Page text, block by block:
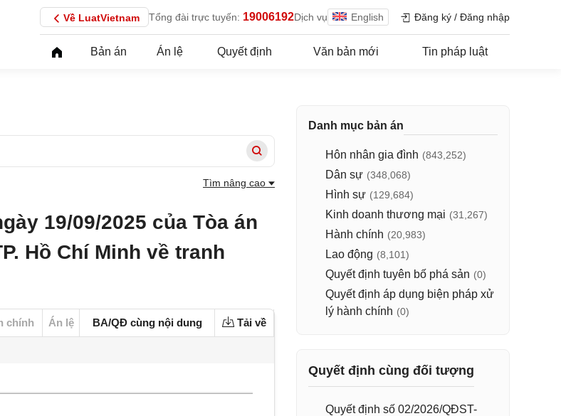
Về LuatVietnam Tổng đài trực tuyến: 19006192Dịch vụ English Đăng ký / Đăng nhập
Bản án Án lệ Quyết định Văn bản mới Tin pháp luật
Tìm nâng cao
19/09/2025 của Tòa án
Hồ Chí Minh về tranh
chính Án lệ BA/QĐ cùng nội dung Tải về
Danh mục bản án
Hôn nhân gia đình (843,252)
Dân sự (348,068)
Hình sự (129,684)
Kinh doanh thương mại (31,267)
Hành chính (20,983)
Lao động (8,101)
Quyết định tuyên bố phá sản (0)
Quyết định áp dụng biện pháp xử
lý hành chính (0)
Quyết định cùng đối tượng
Quyết định số 02/2026/QĐST-